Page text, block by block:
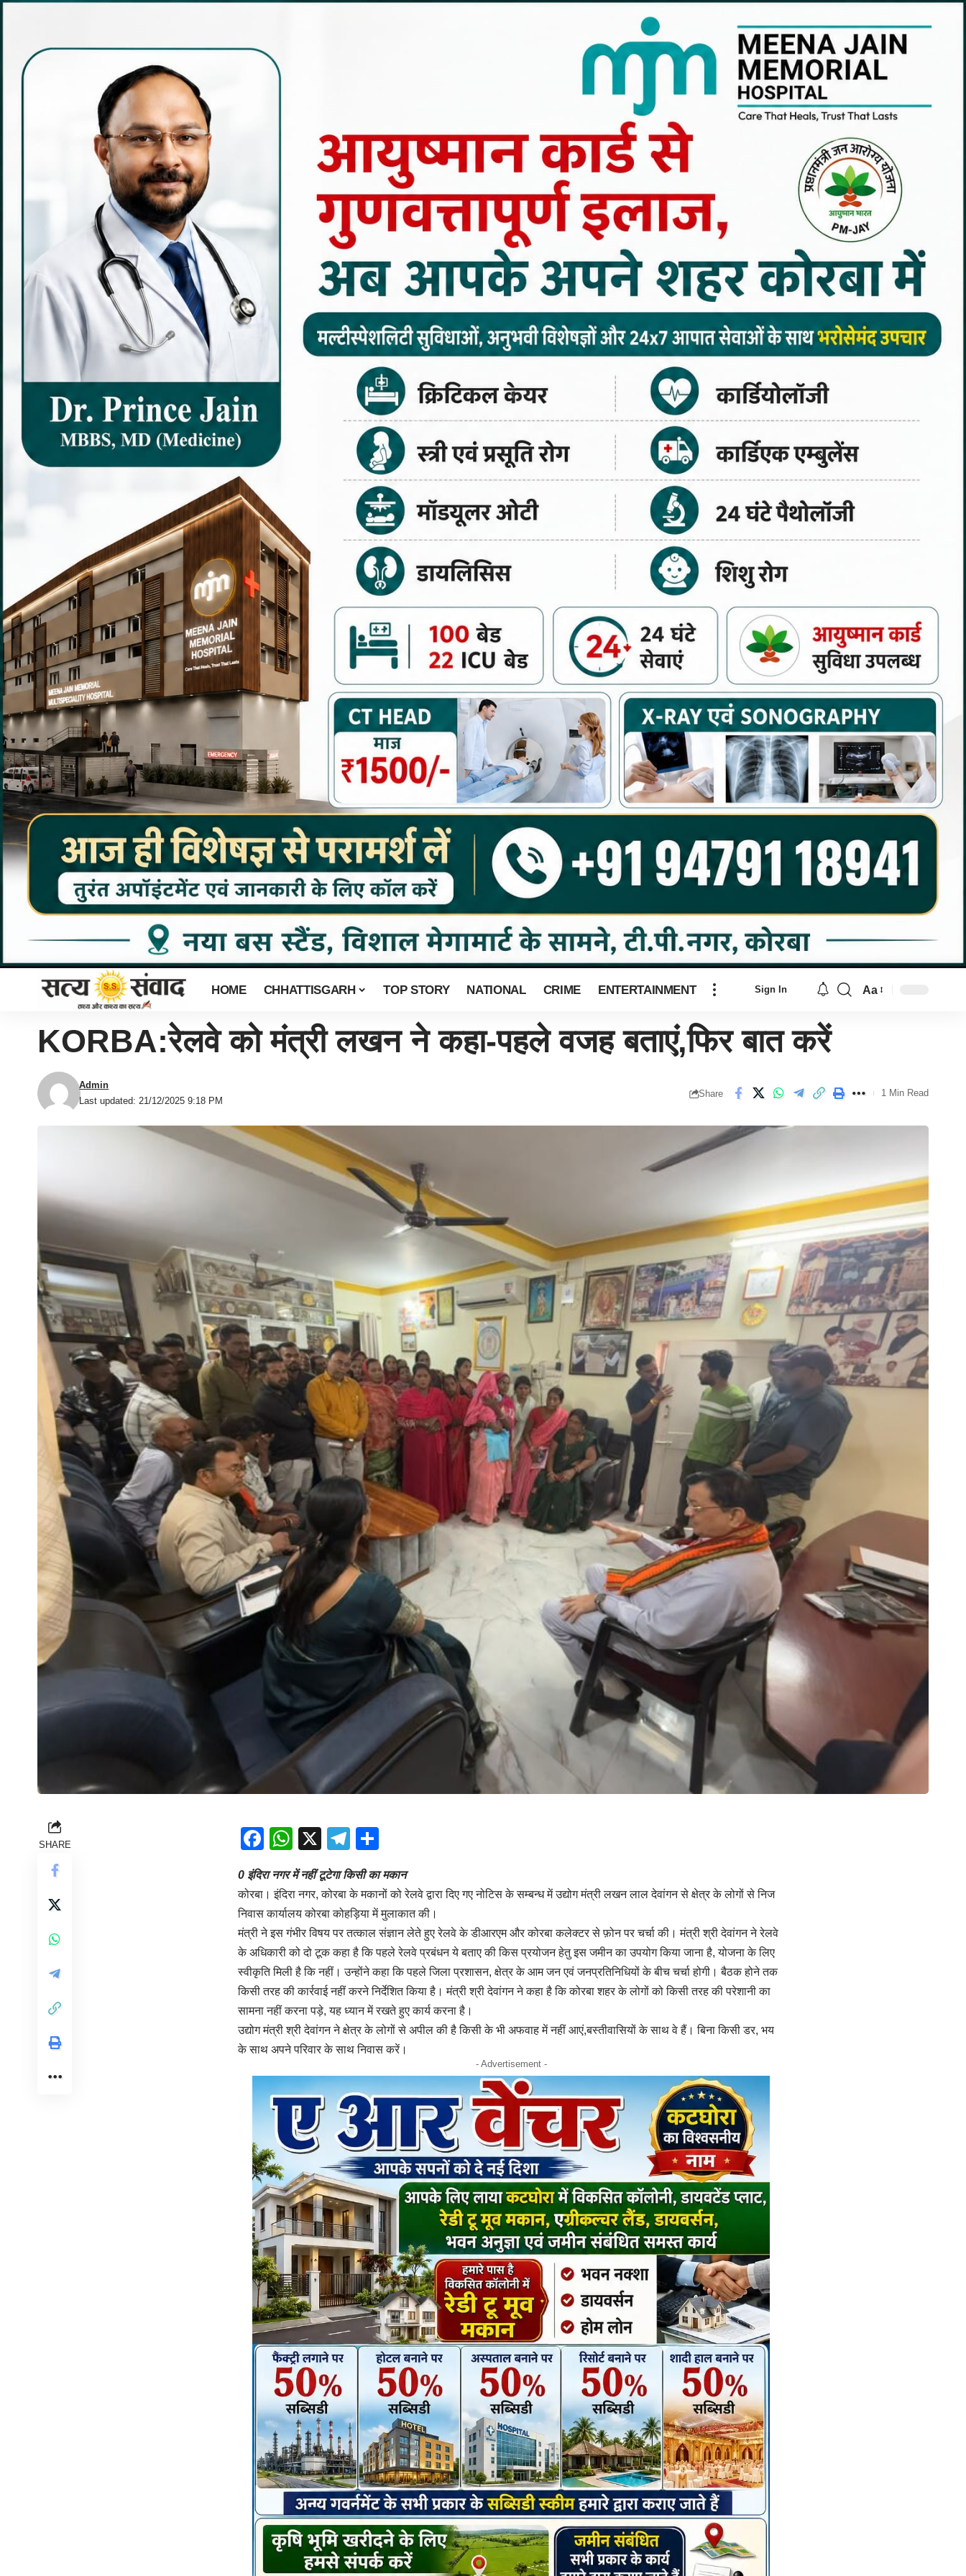
HOME CHHATTISGARH TOP STORY NATIONAL CRIME ENTERTAINMENT Sign In Aa
KORBA:रेलवे को मंत्री लखन ने कहा-पहले वजह बताएं,फिर बात करें
Last updated: 21/12/2025 9:18 PM
Admin
Share 1 Min Read
SHARE Facebook
WhatsApp
X Telegram
0 इंदिरा नगर में नहीं टूटेगा किसी का मकान
कोरबा। इंदिरा नगर, कोरबा के मकानों को रेलवे द्वारा दिए गए नोटिस के सम्बन्ध में उद्योग मंत्री लखन लाल देवांगन से क्षेत्र के लोगों से निज
निवास कार्यालय कोरबा कोहड़िया में मुलाकात की।
मंत्री ने इस गंभीर विषय पर तत्काल संज्ञान लेते हुए रेलवे के डीआरएम और कोरबा कलेक्टर से फ़ोन पर चर्चा की। मंत्री श्री देवांगन ने रेलवे
के अधिकारी को दो टूक कहा है कि पहले रेलवे प्रबंधन ये बताए की किस प्रयोजन हेतु इस जमीन का उपयोग किया जाना है, योजना के लिए
स्वीकृति मिली है कि नहीं। उन्होंने कहा कि पहले जिला प्रशासन, क्षेत्र के आम जन एवं जनप्रतिनिधियों के बीच चर्चा होगी। बैठक होने तक
किसी तरह की कार्रवाई नहीं करने निर्देशित किया है। मंत्री श्री देवांगन ने कहा है कि कोरबा शहर के लोगों को किसी तरह की परेशानी का
सामना नहीं करना पड़े, यह ध्यान में रखते हुए कार्य करना है।
उद्योग मंत्री श्री देवांगन ने क्षेत्र के लोगों से अपील की है किसी के भी अफवाह में नहीं आएं,बस्तीवासियों के साथ वे हैं। बिना किसी डर, भय
के साथ अपने परिवार के साथ निवास करें।
- Advertisement -